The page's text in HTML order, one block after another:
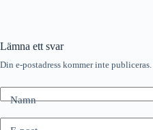
Lämna ett svar
Din e-postadress kommer inte publiceras.
Namn